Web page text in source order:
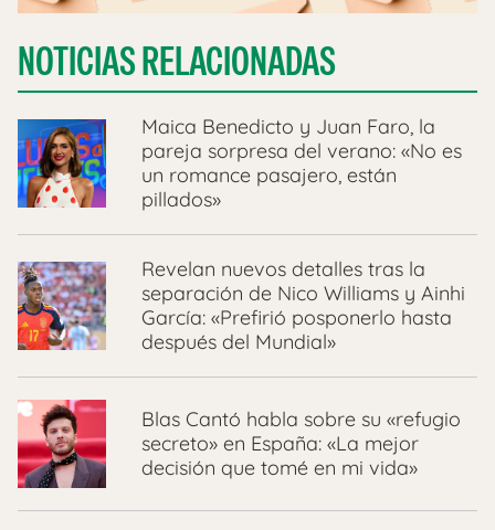
NOTICIAS RELACIONADAS
Maica Benedicto y Juan Faro, la
pareja sorpresa del verano: «No es
un romance pasajero, están
pillados»
Revelan nuevos detalles tras la
separación de Nico Williams y Ainhi
García: «Prefirió posponerlo hasta
después del Mundial»
Blas Cantó habla sobre su «refugio
secreto» en España: «La mejor
decisión que tomé en mi vida»